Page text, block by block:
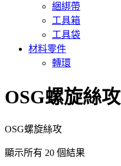
綑綁帶
工具箱
工具袋
材料零件
轉環
OSG螺旋絲攻
OSG螺旋絲攻
顯示所有 20 個結果